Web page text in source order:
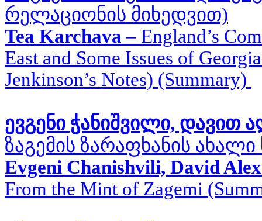
რელაციონის მიხედვით)
Tea Karchava– England’s
East and Some Issues of
Jenkinson’s Notes) (Summary)
ევგენი ჭანიშვილი, დავით
ზაგემის ზარაფხანის
Evgeni Chanishvili, David
From the Mint of Zagemi